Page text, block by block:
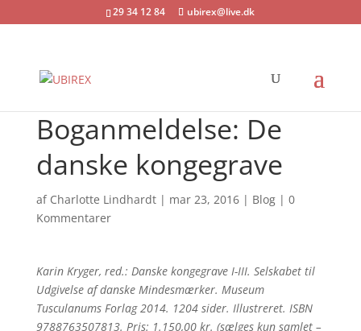
29 34 12 84 ubirex@live.dk
Boganmeldelse: De
danske kongegrave
af Charlotte Lindhardt| mar 23, 2016| Blog| 0
Kommentarer
Karin Kryger, red.: Danske kongegrave I-III. Selskabet til
Udgivelse af danske Mindesmærker. Museum
Tusculanums Forlag 2014. 1204 sider. Illustreret. ISBN
97887­63507813. Pris: 1.150,00 kr. (sælges kun samlet –